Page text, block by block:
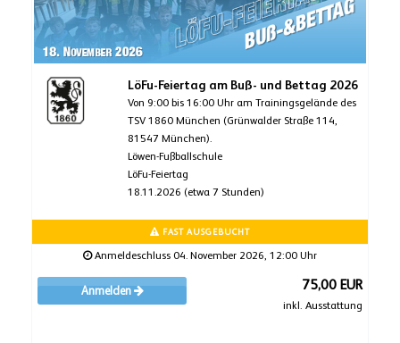
LöFu-Feiertag am Buß- und Bettag 2026
Von 9:00 bis 16:00 Uhr am Trainingsgelände des
TSV 1860 München (Grünwalder Straße 114,
81547 München).
Löwen-Fußballschule
LöFu-Feiertag
18.11.2026 (etwa 7 Stunden)
FAST AUSGEBUCHT
Anmeldeschluss 04. November 2026, 12:00 Uhr
Anmelden 75,00 EUR
inkl. Ausstattung